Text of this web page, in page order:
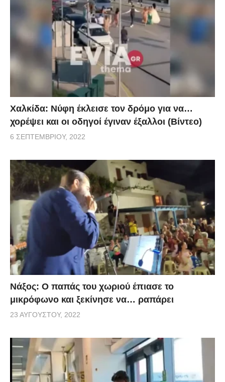
Χαλκίδα: Νύφη έκλεισε τον δρόμο για να…
χορέψει και οι οδηγοί έγιναν έξαλλοι (Βίντεο)
6 ΣΕΠΤΕΜΒΡΊΟΥ, 2022
Νάξος: Ο παπάς του χωριού έπιασε το
μικρόφωνο και ξεκίνησε να… ραπάρει
23 ΑΥΓΟΎΣΤΟΥ, 2022